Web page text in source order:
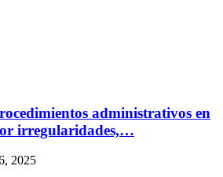
administrativos en
irregularidades,…
2025